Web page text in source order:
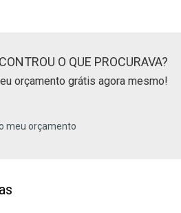
O QUE PROCURAVA?
orçamento grátis agora mesmo!
meu orçamento